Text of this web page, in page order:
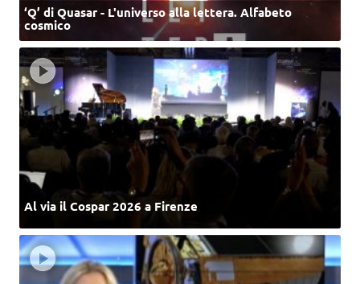
‘Q’ di Quasar - L'universo alla lettera. Alfabeto
cosmico
Al via il Cospar 2026 a Firenze